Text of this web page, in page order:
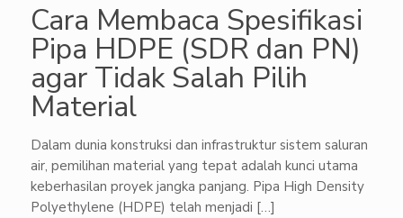
Cara Membaca Spesifikasi
Pipa HDPE (SDR dan PN)
agar Tidak Salah Pilih
Material
Dalam dunia konstruksi dan infrastruktur sistem saluran
air, pemilihan material yang tepat adalah kunci utama
keberhasilan proyek jangka panjang. Pipa High Density
Polyethylene (HDPE) telah menjadi […]